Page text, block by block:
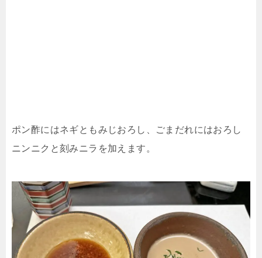
ポン酢にはネギともみじおろし、ごまだれにはおろし
ニンニクと刻みニラを加えます。